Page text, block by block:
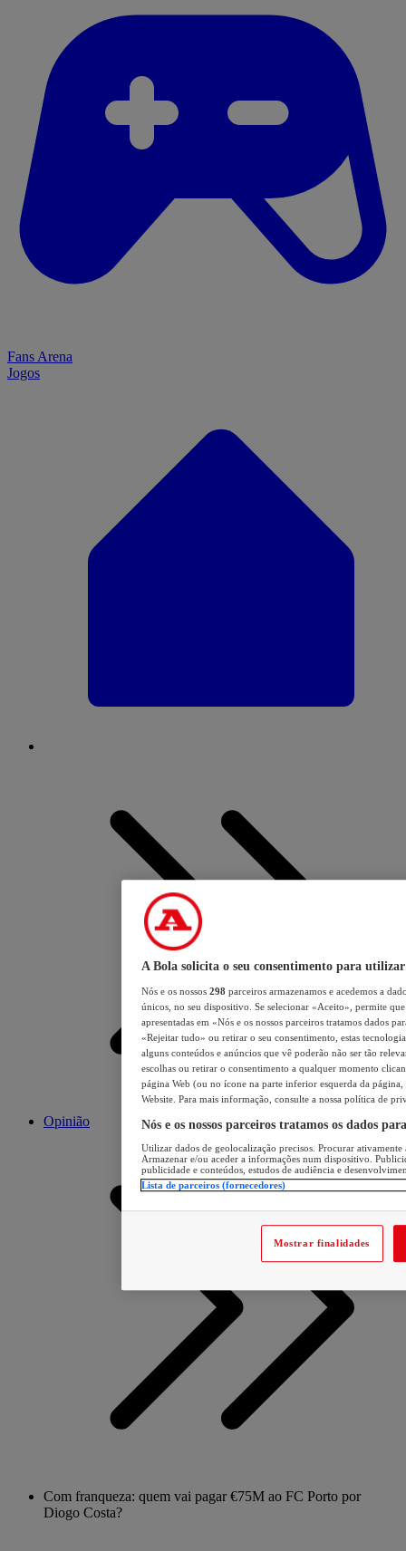
Fans Arena
Jogos
Opinião
Com franqueza: quem vai pagar €75M ao FC Porto por
Diogo Costa?
A Bola solicita o seu consentimento para utilizar
Nós e os nossos 298 parceiros armazenamos e acedemos a
únicos, no seu dispositivo. Se selecionar «Aceito», permite
apresentadas em «Nós e os nossos parceiros tratamos dados
«Rejeitar tudo» ou retirar o seu consentimento, estas
alguns conteúdos e anúncios que vê poderão não ser tão
escolhas ou retirar o consentimento a qualquer momento
página Web (ou no ícone na parte inferior esquerda da página,
Website. Para mais informação, consulte a nossa política de
Nós e os nossos parceiros tratamos os dados
Utilizar dados de geolocalização precisos. Procurar
Armazenar e/ou aceder a informações num dispositivo.
publicidade e conteúdos, estudos de audiência e
Lista de parceiros (fornecedores)
Mostrar finalidades